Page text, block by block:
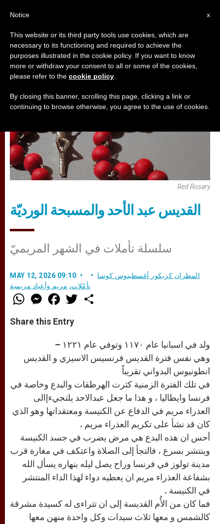
تأمّلات,مريم وأعياد مريمية
Red Rosary
القديس عبد الأحد والمسبحة الورديّة
سلسلة تأملات في الشهر المريميّ
MAY 12, 2026 09:10
المطران كريكور أغسطينوس كوسا
تأمّلات, مريم وأعياد مريمية
W
h
t
s
M
e
s
e
r
F
a
e
b
o
k
w
r
Share this Entry
ولد في اسبانيا عام ١١٧٠ وتوفي عام ١٢٢١ –
وهي نفس فترة القديس فرنسيس الاسيزي و القديس
انطونيوس البدواني تقريباً
في تلك الفترة الزمنية كثرت الهرطقات والبدع وخاصة في
فرنسا وايطاليا ، و هذا ما جعل عبدالاحد يلتجيءإالى
العذراء مريم في الدفاع عن الكنيسة ومعتقداتها وهو الذي
كان قد نشأ على تكريم العذراء مريم .
أحس ان هذه البدع هي مرض يضرب في جسد الكنيسة
وينتشر بسرع ، فالتجأ إلى الصلاة واعتكف في مغارة قرب
مدينة تولوز في فرنسا وراح يصل ليله بنهاره يسأل الله
بشفاعة العذراء مريم ان يعطيه دواء لهذا الداء المنتشر
في الكنيسة .
فما كان من الأُم القديسة إلى ان تتراءى له كسيدة مشرقة
كالشمس و معها ثلاث سيدات وكل واحدة منهن معها
x
Notice
This website or its third party tools use cookies, which are
necessary to its functioning and required to achieve the
purposes illustrated in the cookie policy. If you want to know
more or withdraw your consent to all or some of the cookies,
please refer to the cookie policy
By closing this banner, scrolling this page, clicking a link or
continuing to browse otherwise, you agree to the use of cookies.